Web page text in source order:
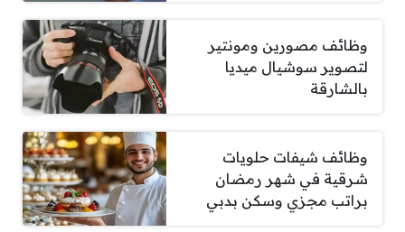
وظائف مصورين ومونتير
لتصوير سوشيال ميديا
بالشارقة
وظائف شيفات حلويات
شرقية في شهر رمضان
براتب مجزي وسكن بدبي